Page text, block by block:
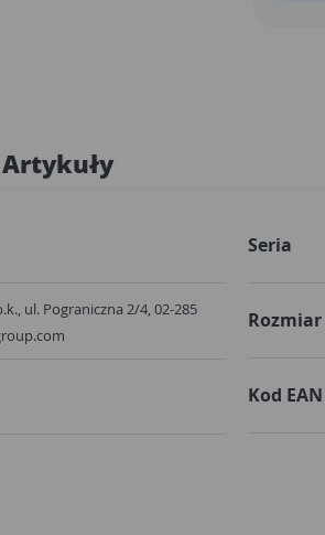
Artykuły
ul. Pograniczna 2/4, 02-285
Seria
Rozmiar
Kod EAN